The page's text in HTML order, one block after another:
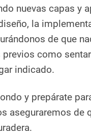
nuevas capas y
la
de que
como
indicado.
y prepárate
aseguraremos de